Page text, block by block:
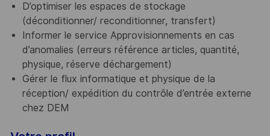
D’optimiser les espaces de stockage
(déconditionner/ reconditionner, transfert)
Informer le service Approvisionnements en cas
d’anomalies (erreurs référence articles, quantité,
physique, réserve déchargement)
Gérer le flux informatique et physique de la
réception/ expédition du contrôle d’entrée externe
chez DEM